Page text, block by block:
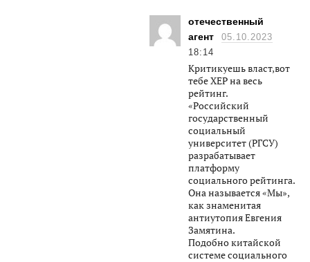
отечественный
агент
05.10.2023
18:14
Критикуешь власт,вот
тебе ХЕР на весь
рейтинг.
«Российский
государственный
социальный
университет (РГСУ)
разрабатывает
платформу
социального рейтинга.
Она называется «Мы»,
как знаменитая
антиутопия Евгения
Замятина.
Подобно китайской
системе социального